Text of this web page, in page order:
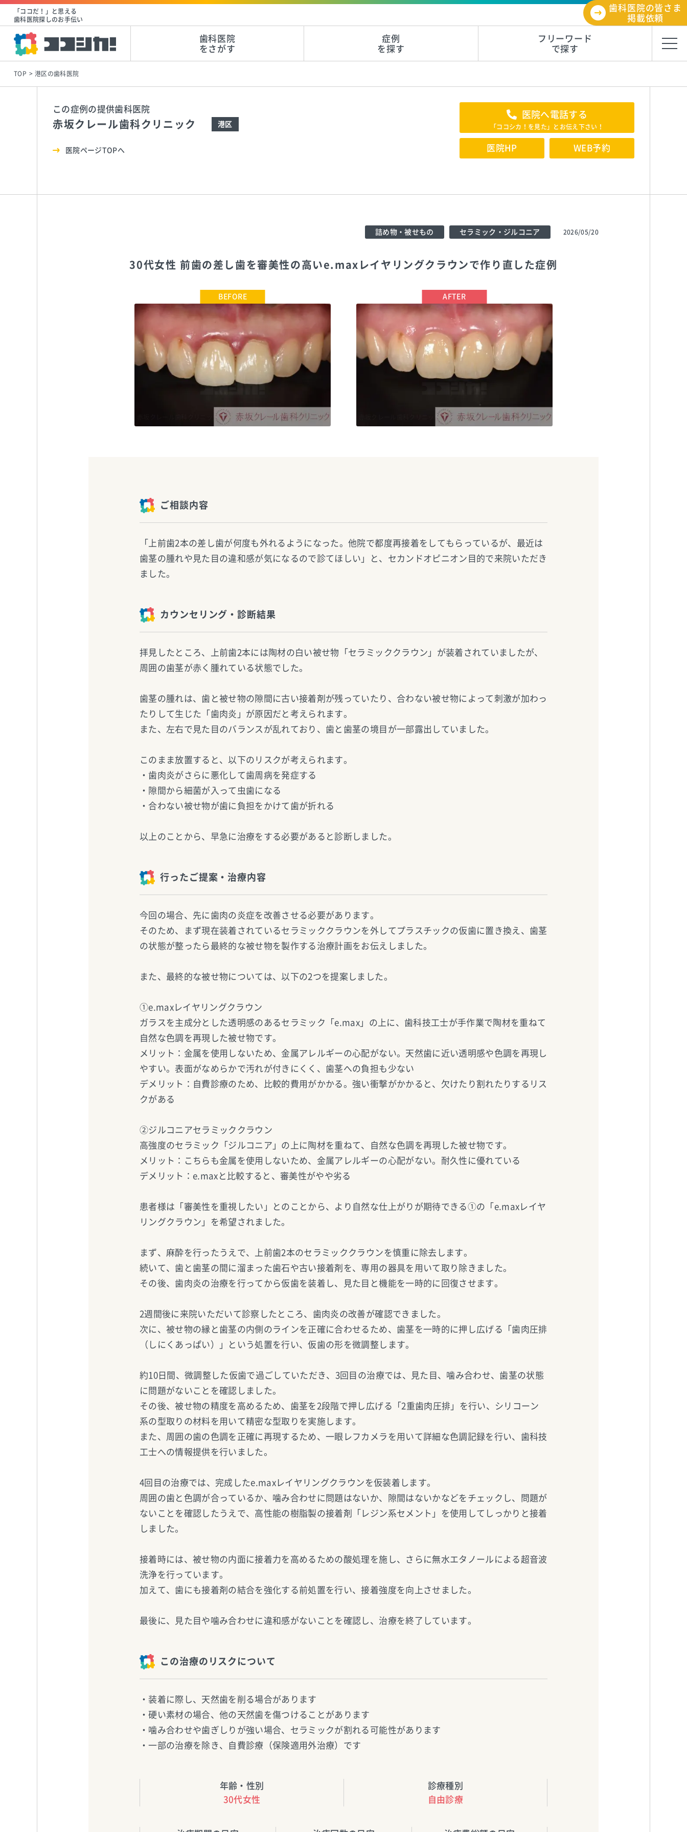
「ココだ！」と思える
歯科医院探しのお手伝い
歯科医院の皆さま
掲載依頼
歯科医院
をさがす
症例
を探す
フリーワード
で探す
TOP 港区の歯科医院
この症例の提供歯科医院
赤坂クレール歯科クリニック 港区
医院ページTOPへ
医院へ電話する
「ココシカ！を見た」とお伝え下さい！
医院HP WEB予約
詰め物・被せもの セラミック・ジルコニア 2026/05/20
30代女性 前歯の差し歯を審美性の高いe.maxレイヤリングクラウンで作り直した症例
赤坂クレール歯科クリニック TEL:0357977970 赤坂クレール歯科クリニック TEL:0357977970
ご相談内容
「上前歯2本の差し歯が何度も外れるようになった。他院で都度再接着をしてもらっているが、最近は
歯茎の腫れや見た目の違和感が気になるので診てほしい」と、セカンドオピニオン目的で来院いただき
ました。
カウンセリング・診断結果
拝見したところ、上前歯2本には陶材の白い被せ物「セラミッククラウン」が装着されていましたが、
周囲の歯茎が赤く腫れている状態でした。
歯茎の腫れは、歯と被せ物の隙間に古い接着剤が残っていたり、合わない被せ物によって刺激が加わっ
たりして生じた「歯肉炎」が原因だと考えられます。
また、左右で見た目のバランスが乱れており、歯と歯茎の境目が一部露出していました。
このまま放置すると、以下のリスクが考えられます。
・歯肉炎がさらに悪化して歯周病を発症する
・隙間から細菌が入って虫歯になる
・合わない被せ物が歯に負担をかけて歯が折れる
以上のことから、早急に治療をする必要があると診断しました。
行ったご提案・治療内容
今回の場合、先に歯肉の炎症を改善させる必要があります。
そのため、まず現在装着されているセラミッククラウンを外してプラスチックの仮歯に置き換え、歯茎
の状態が整ったら最終的な被せ物を製作する治療計画をお伝えしました。
また、最終的な被せ物については、以下の2つを提案しました。
①e.maxレイヤリングクラウン
ガラスを主成分とした透明感のあるセラミック「e.max」の上に、歯科技工士が手作業で陶材を重ねて
自然な色調を再現した被せ物です。
メリット：金属を使用しないため、金属アレルギーの心配がない。天然歯に近い透明感や色調を再現し
やすい。表面がなめらかで汚れが付きにくく、歯茎への負担も少ない
デメリット：自費診療のため、比較的費用がかかる。強い衝撃がかかると、欠けたり割れたりするリス
クがある
②ジルコニアセラミッククラウン
高強度のセラミック「ジルコニア」の上に陶材を重ねて、自然な色調を再現した被せ物です。
メリット：こちらも金属を使用しないため、金属アレルギーの心配がない。耐久性に優れている
デメリット：e.maxと比較すると、審美性がやや劣る
患者様は「審美性を重視したい」とのことから、より自然な仕上がりが期待できる①の「e.maxレイヤ
リングクラウン」を希望されました。
まず、麻酔を行ったうえで、上前歯2本のセラミッククラウンを慎重に除去します。
続いて、歯と歯茎の間に溜まった歯石や古い接着剤を、専用の器具を用いて取り除きました。
その後、歯肉炎の治療を行ってから仮歯を装着し、見た目と機能を一時的に回復させます。
2週間後に来院いただいて診察したところ、歯肉炎の改善が確認できました。
次に、被せ物の縁と歯茎の内側のラインを正確に合わせるため、歯茎を一時的に押し広げる「歯肉圧排
（しにくあっぱい）」という処置を行い、仮歯の形を微調整します。
約10日間、微調整した仮歯で過ごしていただき、3回目の治療では、見た目、噛み合わせ、歯茎の状態
に問題がないことを確認しました。
その後、被せ物の精度を高めるため、歯茎を2段階で押し広げる「2重歯肉圧排」を行い、シリコーン
系の型取りの材料を用いて精密な型取りを実施します。
また、周囲の歯の色調を正確に再現するため、一眼レフカメラを用いて詳細な色調記録を行い、歯科技
工士への情報提供を行いました。
4回目の治療では、完成したe.maxレイヤリングクラウンを仮装着します。
周囲の歯と色調が合っているか、噛み合わせに問題はないか、隙間はないかなどをチェックし、問題が
ないことを確認したうえで、高性能の樹脂製の接着剤「レジン系セメント」を使用してしっかりと接着
しました。
接着時には、被せ物の内面に接着力を高めるための酸処理を施し、さらに無水エタノールによる超音波
洗浄を行っています。
加えて、歯にも接着剤の結合を強化する前処置を行い、接着強度を向上させました。
最後に、見た目や噛み合わせに違和感がないことを確認し、治療を終了しています。
この治療のリスクについて
・装着に際し、天然歯を削る場合があります
・硬い素材の場合、他の天然歯を傷つけることがあります
・噛み合わせや歯ぎしりが強い場合、セラミックが割れる可能性があります
・一部の治療を除き、自費診療（保険適用外治療）です
年齢・性別
30代女性
診療種別
自由診療